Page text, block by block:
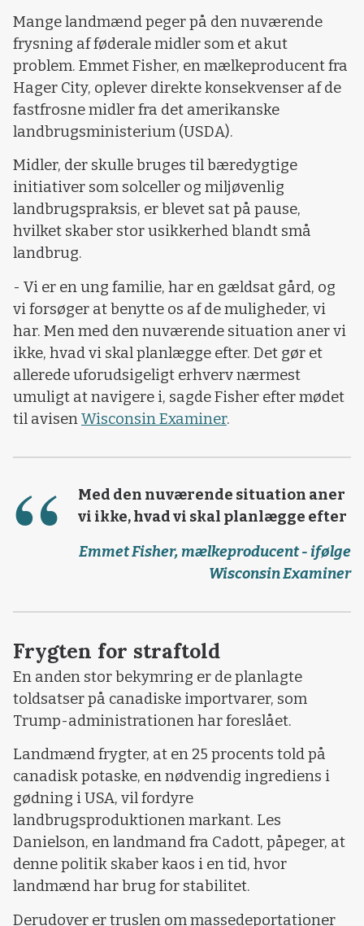
Mange landmænd peger på den nuværende
frysning af føderale midler som et akut
problem. Emmet Fisher, en mælkeproducent fra
Hager City, oplever direkte konsekvenser af de
fastfrosne midler fra det amerikanske
landbrugsministerium (USDA).
Midler, der skulle bruges til bæredygtige
initiativer som solceller og miljøvenlig
landbrugspraksis, er blevet sat på pause,
hvilket skaber stor usikkerhed blandt små
landbrug.
- Vi er en ung familie, har en gældsat gård, og
vi forsøger at benytte os af de muligheder, vi
har. Men med den nuværende situation aner vi
ikke, hvad vi skal planlægge efter. Det gør et
allerede uforudsigeligt erhverv nærmest
umuligt at navigere i, sagde Fisher efter mødet
til avisenWisconsin Examiner.
Med den nuværende situation aner
vi ikke, hvad vi skal planlægge efter
Emmet Fisher, mælkeproducent - ifølge
Wisconsin Examiner
Frygten for straftold
En anden stor bekymring er de planlagte
toldsatser på canadiske importvarer, som
Trump-administrationen har foreslået.
Landmænd frygter, at en 25 procents told på
canadisk potaske, en nødvendig ingrediens i
gødning i USA, vil fordyre
landbrugsproduktionen markant. Les
Danielson, en landmand fra Cadott, påpeger, at
denne politik skaber kaos i en tid, hvor
landmænd har brug for stabilitet.
Derudover er truslen om massedeportationer